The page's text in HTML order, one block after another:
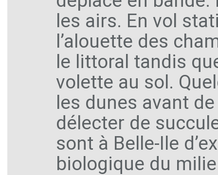
les airs. En vol
l’alouette des
le littoral tandis
volette au sol.
les dunes avant
délecter de
sont à Belle-Ile
biologique du